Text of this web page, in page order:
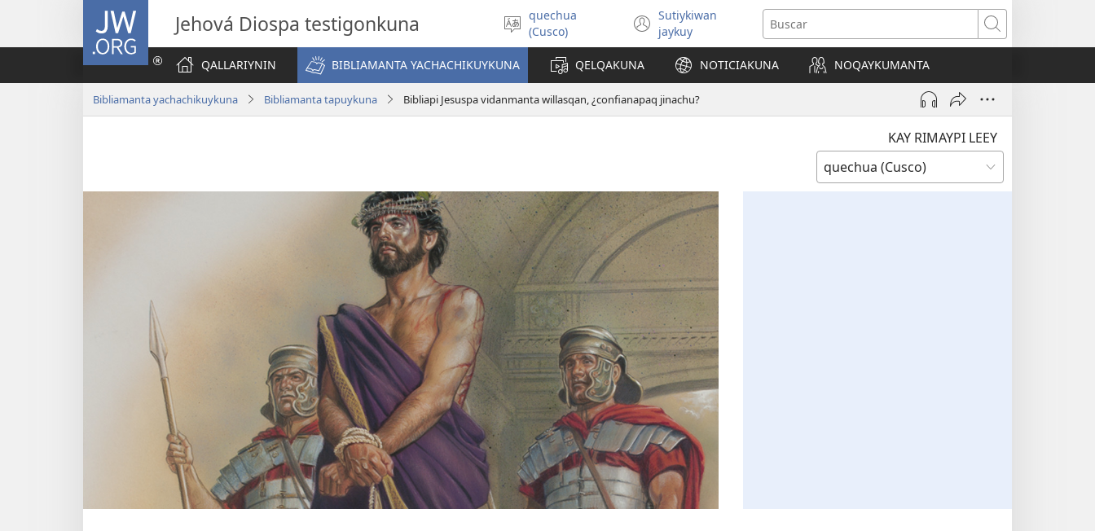
JW.ORG
Jehová Diospa testigonkuna
Simita
akllay
quechua
(Cusco)
Sutiykiwan
jaykuy(abre
una
nueva
ventana)
Buscar
QALLARIYNIN BIBLIAMANTA YACHACHIKUYKUNA QELQAKUNA NOTICIAKUNA NOQAYKUMANTA
Bibliamanta yachachikuykuna Bibliamanta tapuykuna Bibliapi Jesuspa vidanmanta willasqan, ¿confianapaq jinachu?
KAY RIMAYPI LEEY